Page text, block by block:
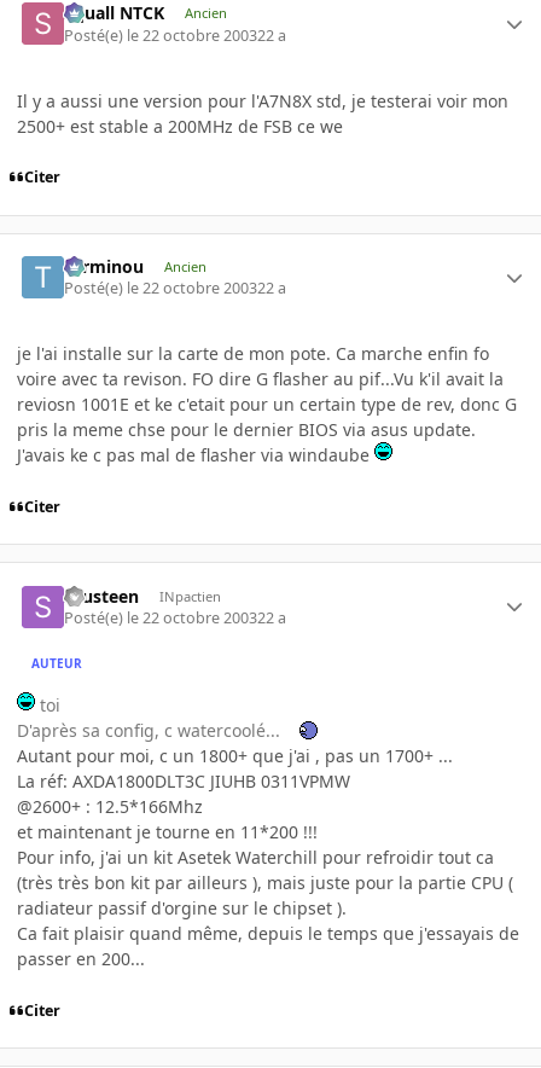
Squall NTCK Ancien
Posté(e) le 22 octobre 200322 a
Il y a aussi une version pour l'A7N8X std, je testerai voir mon
2500+ est stable a 200MHz de FSB ce we
Citer
Terminou Ancien
Posté(e) le 22 octobre 200322 a
je l'ai installe sur la carte de mon pote. Ca marche enfin fo
voire avec ta revison. FO dire G flasher au pif...Vu k'il avait la
reviosn 1001E et ke c'etait pour un certain type de rev, donc G
pris la meme chse pour le dernier BIOS via asus update.
J'avais ke c pas mal de flasher via windaube
Citer
sausteen INpactien
Posté(e) le 22 octobre 200322 a
AUTEUR
toi
D'après sa config, c watercoolé...
Autant pour moi, c un 1800+ que j'ai , pas un 1700+ ...
La réf: AXDA1800DLT3C JIUHB 0311VPMW
@2600+ : 12.5*166Mhz
et maintenant je tourne en 11*200 !!!
Pour info, j'ai un kit Asetek Waterchill pour refroidir tout ca
(très très bon kit par ailleurs ), mais juste pour la partie CPU (
radiateur passif d'orgine sur le chipset ).
Ca fait plaisir quand même, depuis le temps que j'essayais de
passer en 200...
Citer